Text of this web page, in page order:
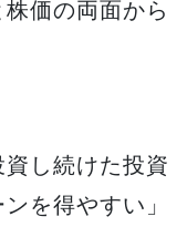
価の両面から
し続けた投資
を得やすい」